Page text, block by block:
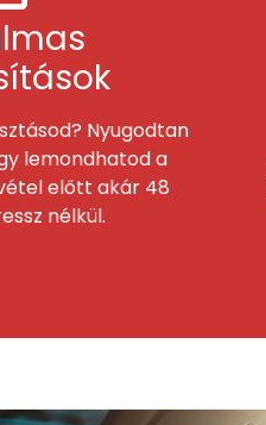
Nyugodtan
lemondhatod a
előtt akár 48
nélkül.